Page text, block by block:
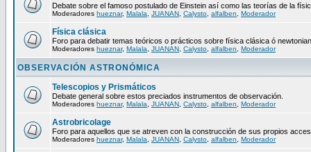
Debate sobre el famoso postulado de Einstein así como las teorías de la
Moderadores hueznar, Malala JUANAN Calysto alfalben Moderador
Física clásica
Foro para debatir temas teóricos o prácticos sobre física clásica ó
Moderadores hueznar, Malala JUANAN Calysto alfalben Moderador
OBSERVACIÓN ASTRONÓMICA
Telescopios y Prismáticos
Debate general sobre estos preciados instrumentos de observación.
Moderadores hueznar, Malala JUANAN Calysto alfalben Moderador
Astrobricolage
Foro para aquellos que se atreven con la construcción de sus propios
Moderadores hueznar, Malala JUANAN Calysto alfalben Moderador